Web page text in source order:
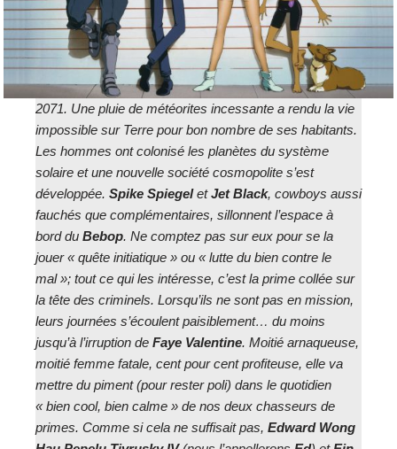
2071. Une pluie de météorites incessante a rendu la vie
impossible sur Terre pour bon nombre de ses habitants.
Les hommes ont colonisé les planètes du système
solaire et une nouvelle société cosmopolite s’est
développée. Spike SpiegeletJet Black, cowboys aussi
fauchés que complémentaires, sillonnent l’espace à
bord du Bebop. Ne comptez pas sur eux pour se la
jouer « quête initiatique » ou « lutte du bien contre le
mal »; tout ce qui les intéresse, c’est la prime collée sur
la tête des criminels. Lorsqu’ils ne sont pas en mission,
leurs journées s’écoulent paisiblement… du moins
jusqu’à l’irruption de Faye Valentine. Moitié arnaqueuse,
moitié femme fatale, cent pour cent profiteuse, elle va
mettre du piment (pour rester poli) dans le quotidien
« bien cool, bien calme » de nos deux chasseurs de
primes. Comme si cela ne suffisait pas, Edward Wong